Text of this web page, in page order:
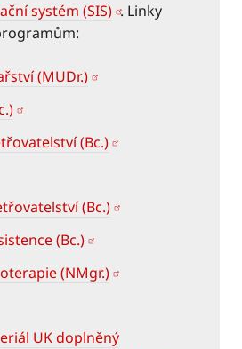
systém (SIS) . Linky
(MUDr.)
(Bc.)
(Bc.)
(Bc.)
(NMgr.)
UK doplněný